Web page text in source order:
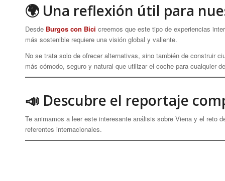
🌍 Una reflexión útil para
Desde Burgos con Bici creemos que este tipo de experiencias
más sostenible requiere una visión global y valiente.
No se trata solo de ofrecer alternativas, sino también de construir
más cómodo, seguro y natural que utilizar el coche para cualquier
📣 Descubre el reportaje
Te animamos a leer este interesante análisis sobre Viena y el reto
referentes internacionales.